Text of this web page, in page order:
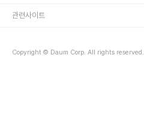
Copyright © Daum Corp. All rights reserved.
관련사이트